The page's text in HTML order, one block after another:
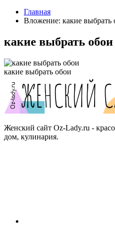
Главная
Вложение: какие выбрать
какие выбрать обои
какие выбрать обои
Женский сайт Oz-Lady.ru -
дом, кулинария.